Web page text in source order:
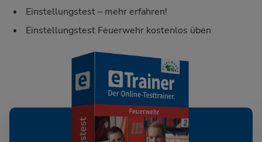
Einstellungstest – mehr erfahren!
Einstellungstest Feuerwehr kostenlos üben